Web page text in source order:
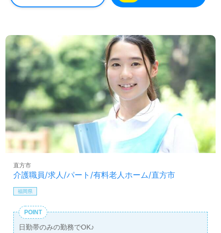
介護職員/求人/パート/有料老人ホーム/直方市
直方市
福岡県
POINT
日勤帯のみの勤務でOK♪